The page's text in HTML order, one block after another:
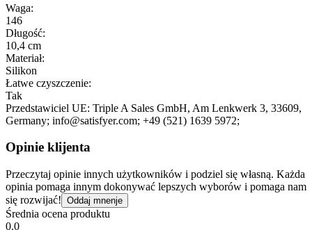
Waga:
146
Długość:
10,4 cm
Materiał:
Silikon
Łatwe czyszczenie:
Tak
Przedstawiciel UE: Triple A Sales GmbH, Am Lenkwerk 3, 33609,
Germany; info@satisfyer.com; +49 (521) 1639 5972;
Opinie klijenta
Przeczytaj opinie innych użytkowników i podziel się własną. Każda
opinia pomaga innym dokonywać lepszych wyborów i pomaga nam
się rozwijać! Oddaj mnenje
Średnia ocena produktu
0.0